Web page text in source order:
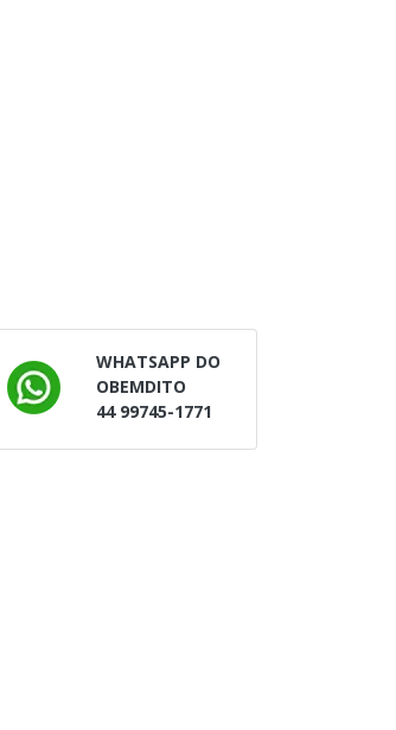
WHATSAPP DO
OBEMDITO
44 99745-1771